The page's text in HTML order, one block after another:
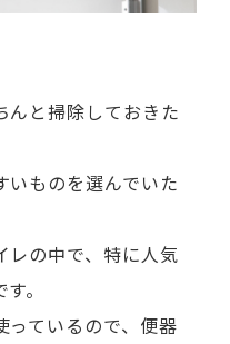
んと掃除しておきた
いものを選んでいた
レの中で、特に人気
。
っているので、便器